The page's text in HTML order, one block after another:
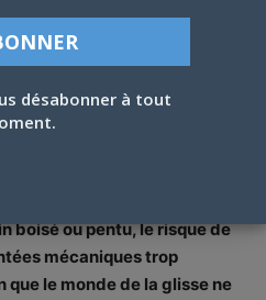
Geneviève Larivière
2013
boisé ou pentu, le risque de
mécaniques trop
que le monde de la glisse ne
désabonner à tout